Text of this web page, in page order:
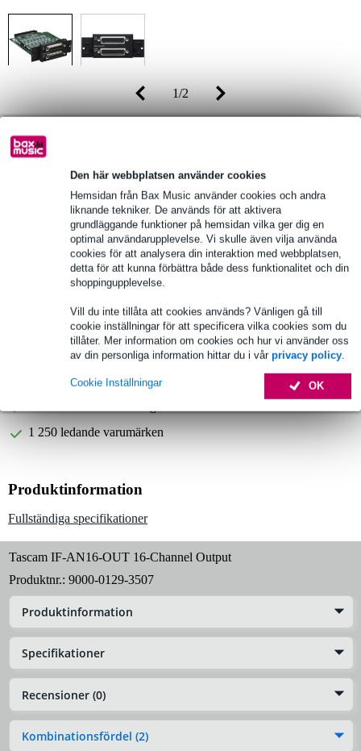
Den här webbplatsen använder cookies
Hemsidan från Bax Music använder cookies och andra
liknande tekniker. De används för att aktivera
grundläggande funktioner på hemsidan vilka ger dig en
optimal användarupplevelse. Vi skulle även vilja använda
cookies för att analysera din interaktion med webbplatsen,
detta för att kunna förbättra både dess funktionalitet och din
shoppingupplevelse.
Vill du inte tillåta att cookies används? Vänligen gå till
cookie inställningar för att specificera vilka cookies som du
tillåter. Mer information om cookies och hur vi använder oss
av din personliga information hittar du i vår privacy policy.
OK
Cookie Inställningar
1/2
Föreslaget pris
890,00 kr
Lagerstatus
I lager
Fortfarande 2 i lager i vårt lager
10% EXTRA RABATT MED
KOD: EXTRA10
lägg till i varukorg
Beställ före 23:00 = leverans onsdag
1 250 ledande varumärken
Produktinformation
Fullständiga specifikationer
Tascam IF-AN16-OUT 16-Channel Output
Produktnr.: 9000-0129-3507
Produktinformation
Specifikationer
Recensioner (0)
Kombinationsfördel (2)